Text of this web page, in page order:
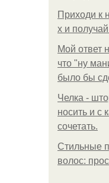
Приходи к
х и
Мой ответ
что "ну
было бы
Челка -
носить и с
сочетать.
Стильные
волос: